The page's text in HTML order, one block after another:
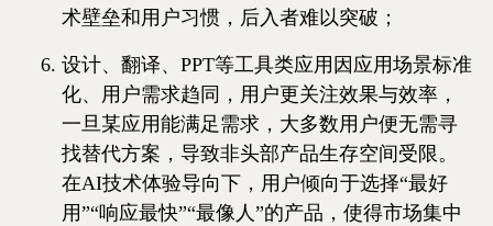
术壁垒和用户习惯，后入者难以突破；
设计、翻译、PPT等工具类应用因应用场景标准
化、用户需求趋同，用户更关注效果与效率，
一旦某应用能满足需求，大多数用户便无需寻
找替代方案，导致非头部产品生存空间受限。
在AI技术体验导向下，用户倾向于选择“最好
用”“响应最快”“最像人”的产品，使得市场集中